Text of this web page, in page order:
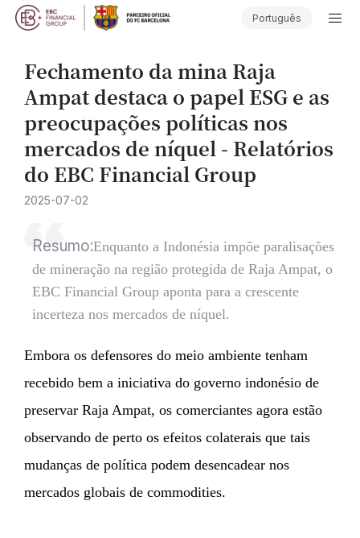
Português
Fechamento da mina Raja
Ampat destaca o papel ESG e as
preocupações políticas nos
mercados de níquel - Relatórios
do EBC Financial Group
2025-07-02
Resumo:​Enquanto a Indonésia impõe paralisações
de mineração na região protegida de Raja Ampat, o
EBC Financial Group aponta para a crescente
incerteza nos mercados de níquel.
Embora os defensores do meio ambiente tenham
recebido bem a iniciativa do governo indonésio de
preservar Raja Ampat, os comerciantes agora estão
observando de perto os efeitos colaterais que tais
mudanças de política podem desencadear nos
mercados globais de commodities.